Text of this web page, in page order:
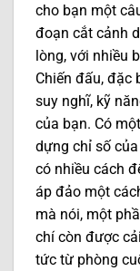
cho bạn một
đoạn cắt cảnh
lòng, với nhiều
Chiến đấu, đặc
suy nghĩ, kỹ
của bạn. Có
dựng chỉ số
có nhiều cách
áp đảo một
mà nói, một
chí còn được
tức từ phòng